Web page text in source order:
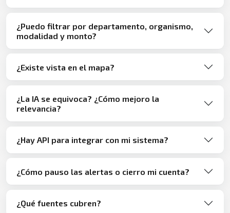
¿Puedo filtrar por departamento, organismo,
modalidad y monto?
¿Existe vista en el mapa?
¿La IA se equivoca? ¿Cómo mejoro la
relevancia?
¿Hay API para integrar con mi sistema?
¿Cómo pauso las alertas o cierro mi cuenta?
¿Qué fuentes cubren?